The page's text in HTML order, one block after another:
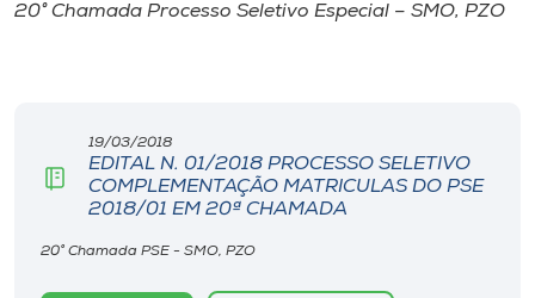
Rádio
Museu
20° Chamada Processo Seletivo Especial – SMO, PZO
19/03/2018
EDITAL N. 01/2018 PROCESSO SELETIVO
COMPLEMENTAÇÃO MATRICULAS DO PSE
2018/01 EM 20ª CHAMADA
20° Chamada PSE - SMO, PZO